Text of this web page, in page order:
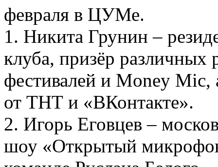
февраля в ЦУМе.
1. Никита Грунин ‒
клуба, призёр различных
фестивалей и Money Mic,
от ТНТ и «ВКонтакте».
2. Игорь Еговцев –
шоу «Открытый